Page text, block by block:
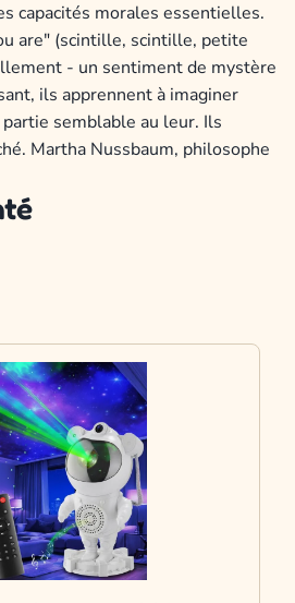
capacités morales essentielles.
are" (scintille, scintille, petite
- un sentiment de mystère
ils apprennent à imaginer
semblable au leur. Ils
Martha Nussbaum, philosophe